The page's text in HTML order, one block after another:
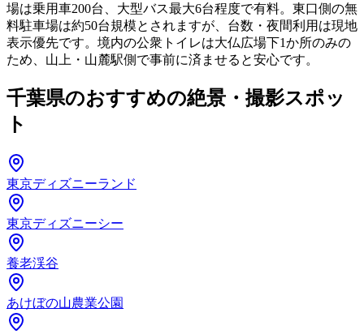
場は乗用車200台、大型バス最大6台程度で有料。東口側の無
料駐車場は約50台規模とされますが、台数・夜間利用は現地
表示優先です。境内の公衆トイレは大仏広場下1か所のみの
ため、山上・山麓駅側で事前に済ませると安心です。
千葉県のおすすめの絶景・撮影スポッ
ト
東京ディズニーランド
東京ディズニーシー
養老渓谷
あけぼの山農業公園